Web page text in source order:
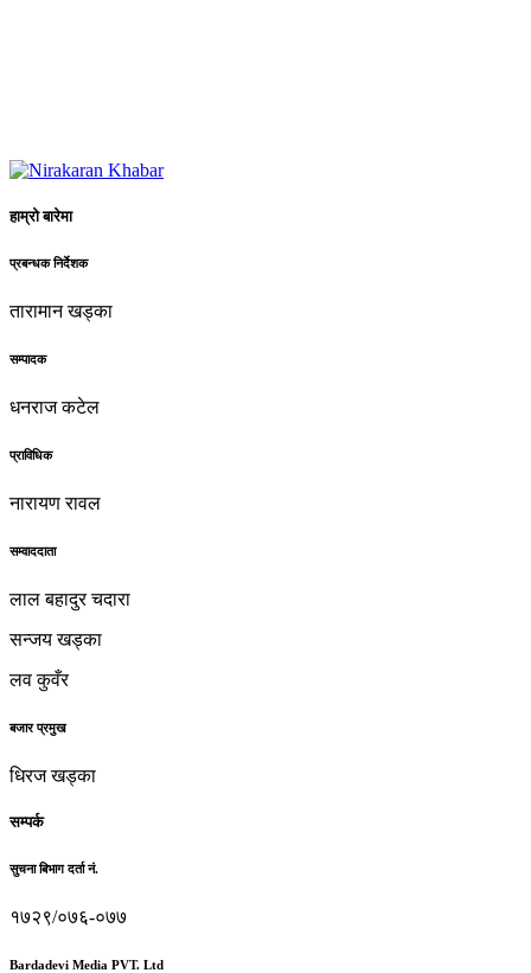
हाम्रो बारेमा
प्रबन्धक निर्देशक
तारामान खड्का
सम्पादक
धनराज कटेल
प्राविधिक
नारायण रावल
सम्वाददाता
लाल बहादुर चदारा
सन्जय खड्का
लव कुवँर
बजार प्रमुख
धिरज खड्का
सम्पर्क
सुचना बिभाग दर्ता नं.
१७२९/०७६-०७७
Bardadevi Media PVT. Ltd